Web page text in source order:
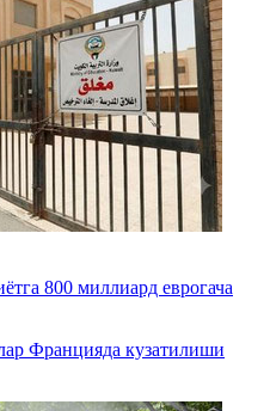
800 миллиард еврогача
Францияда кузатилиши